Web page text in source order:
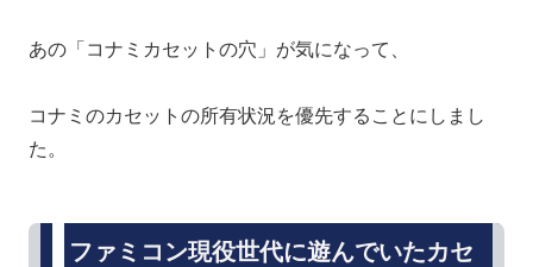
あの「コナミカセットの穴」が気になって、
コナミのカセットの所有状況を優先することにしまし
た。
ファミコン現役世代に遊んでいたカセ